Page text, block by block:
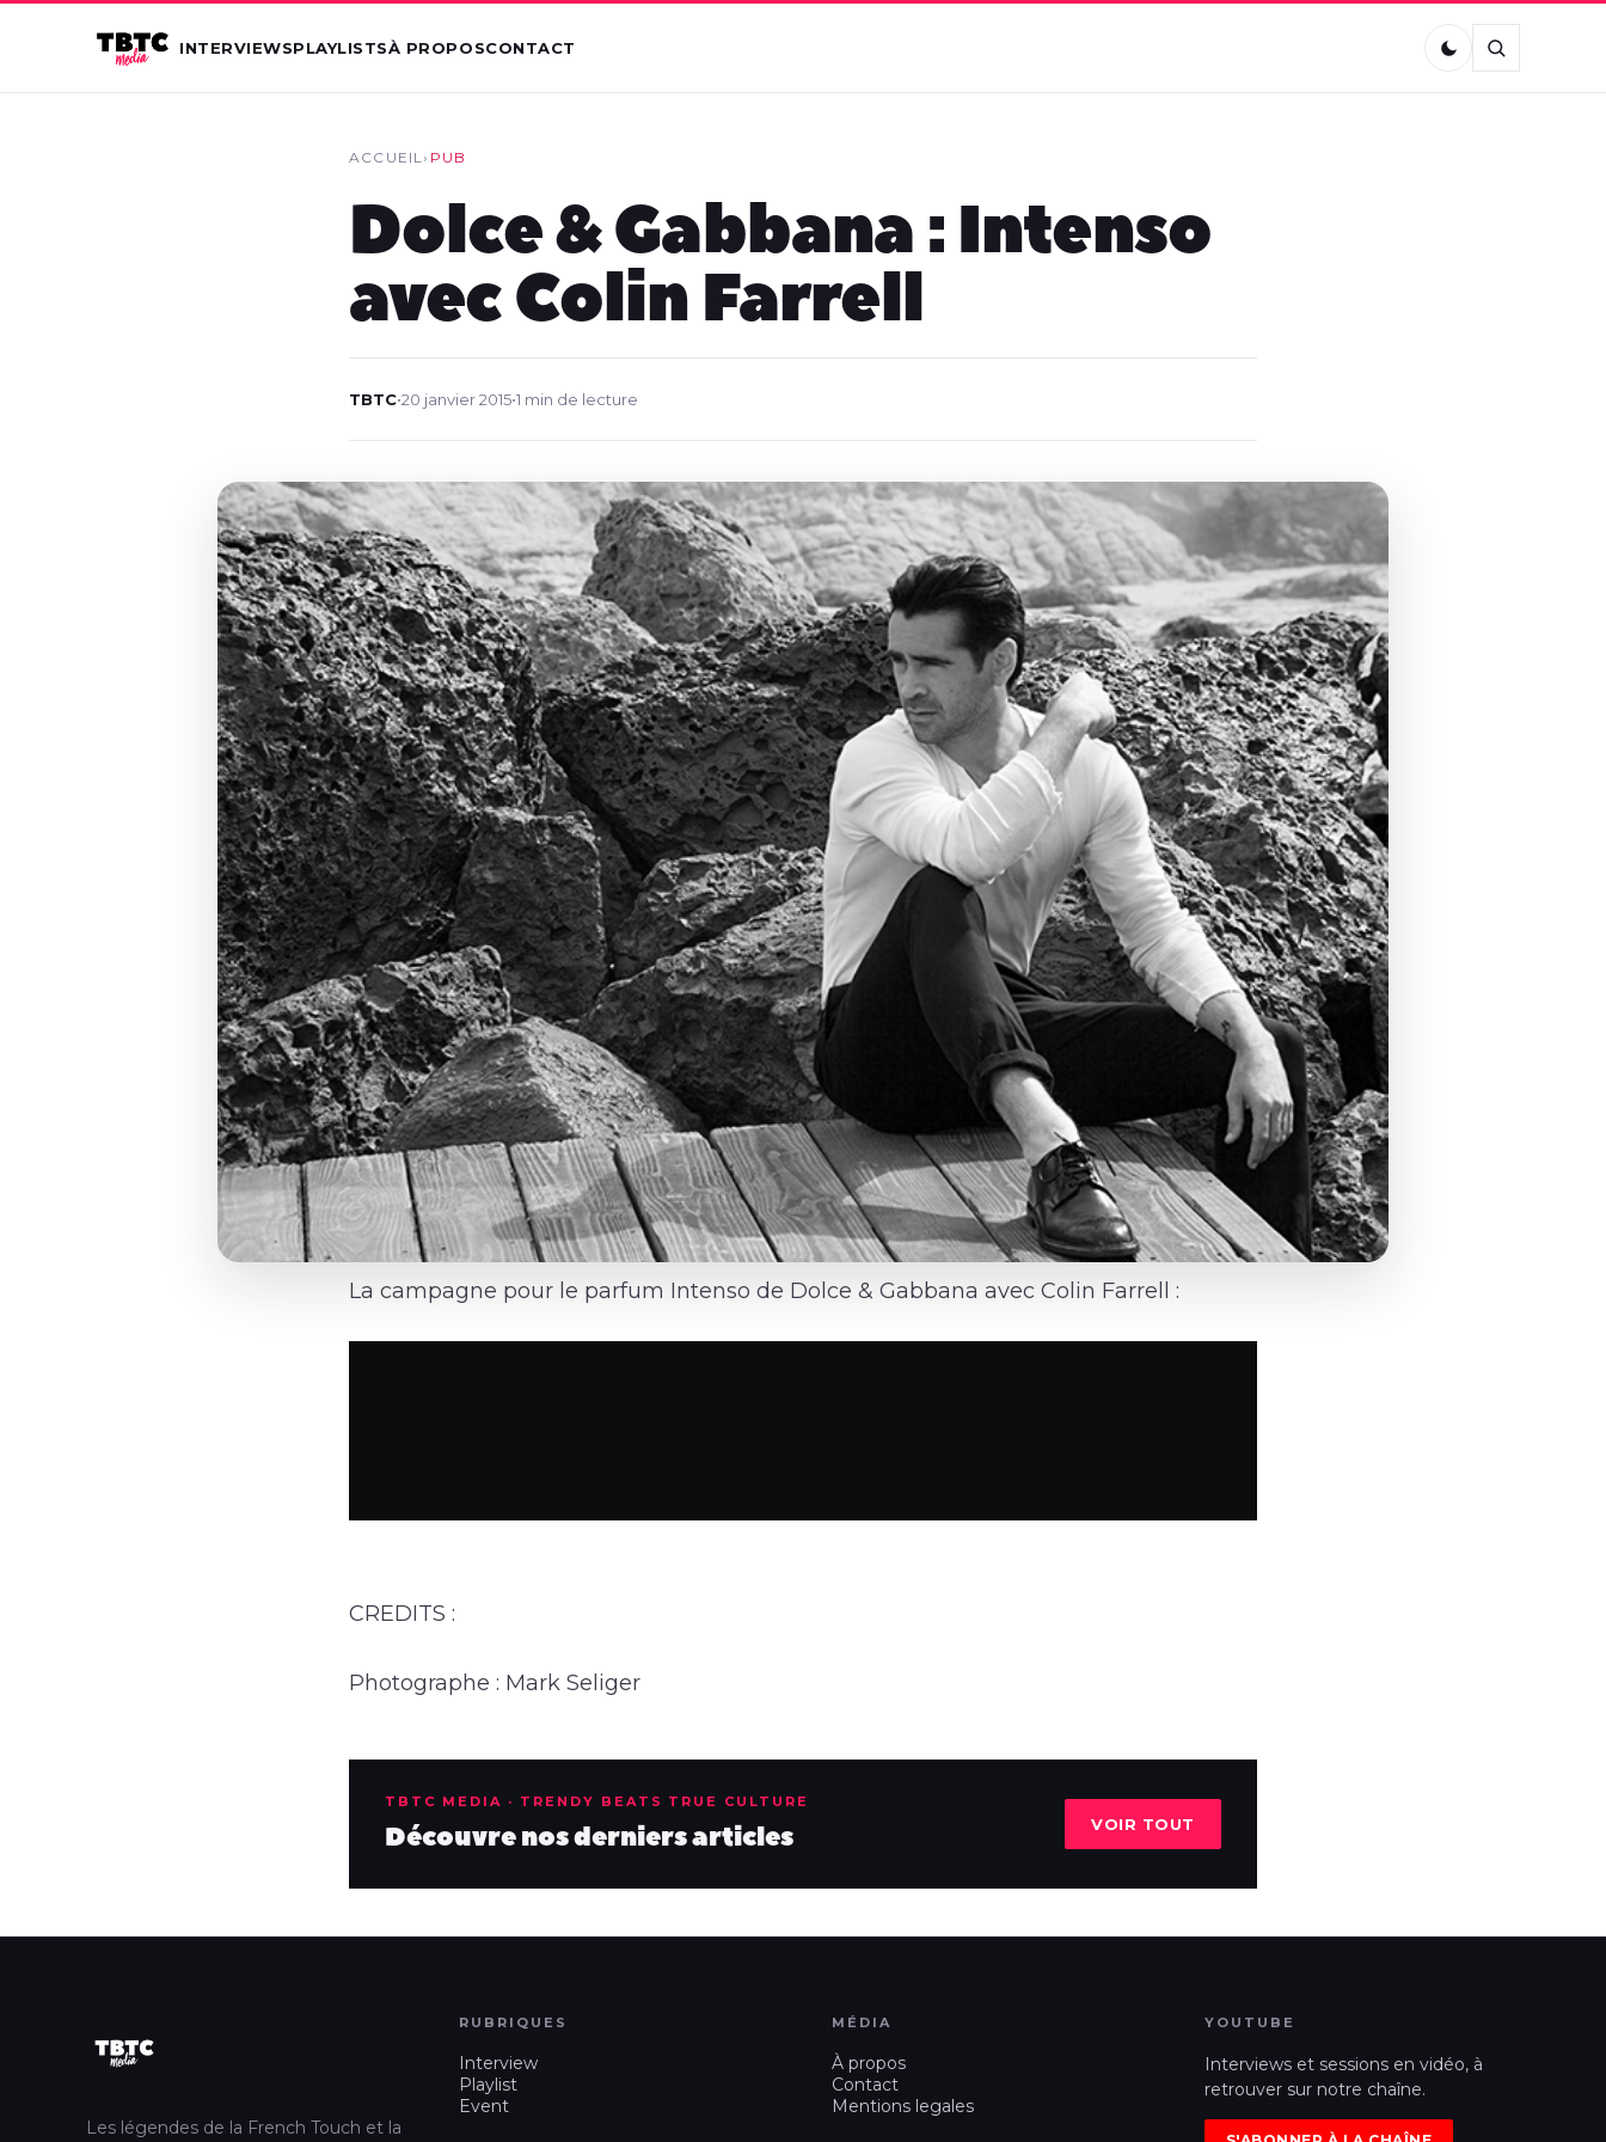
INTERVIEWSPLAYLISTSÀ PROPOSCONTACT
ACCUEIL› PUB
Dolce & Gabbana : Intenso
avec Colin Farrell
TBTC•20 janvier 2015•1 min de lecture
La campagne pour le parfum Intenso de Dolce & Gabbana avec Colin Farrell :
CREDITS :
Photographe : Mark Seliger
TBTC MEDIA · TRENDY BEATS TRUE CULTURE
Découvre nos derniers articles VOIR TOUT
Les légendes de la French Touch et la
RUBRIQUES
Interview
Playlist
Event
MÉDIA
À propos
Contact
Mentions legales
YOUTUBE
Interviews et sessions en vidéo, à
retrouver sur notre chaîne.